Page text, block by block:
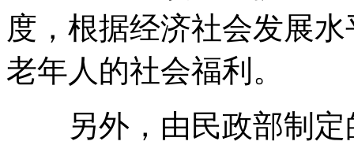
度，根据经济社会发展
老年人的社会福利。
另外，由民政部制定